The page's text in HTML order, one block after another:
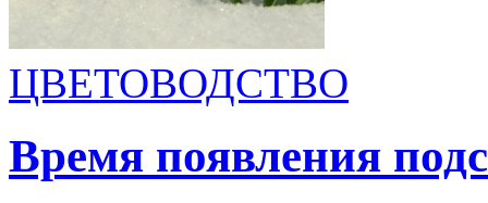
ЦВЕТОВОДСТВО
Время появления